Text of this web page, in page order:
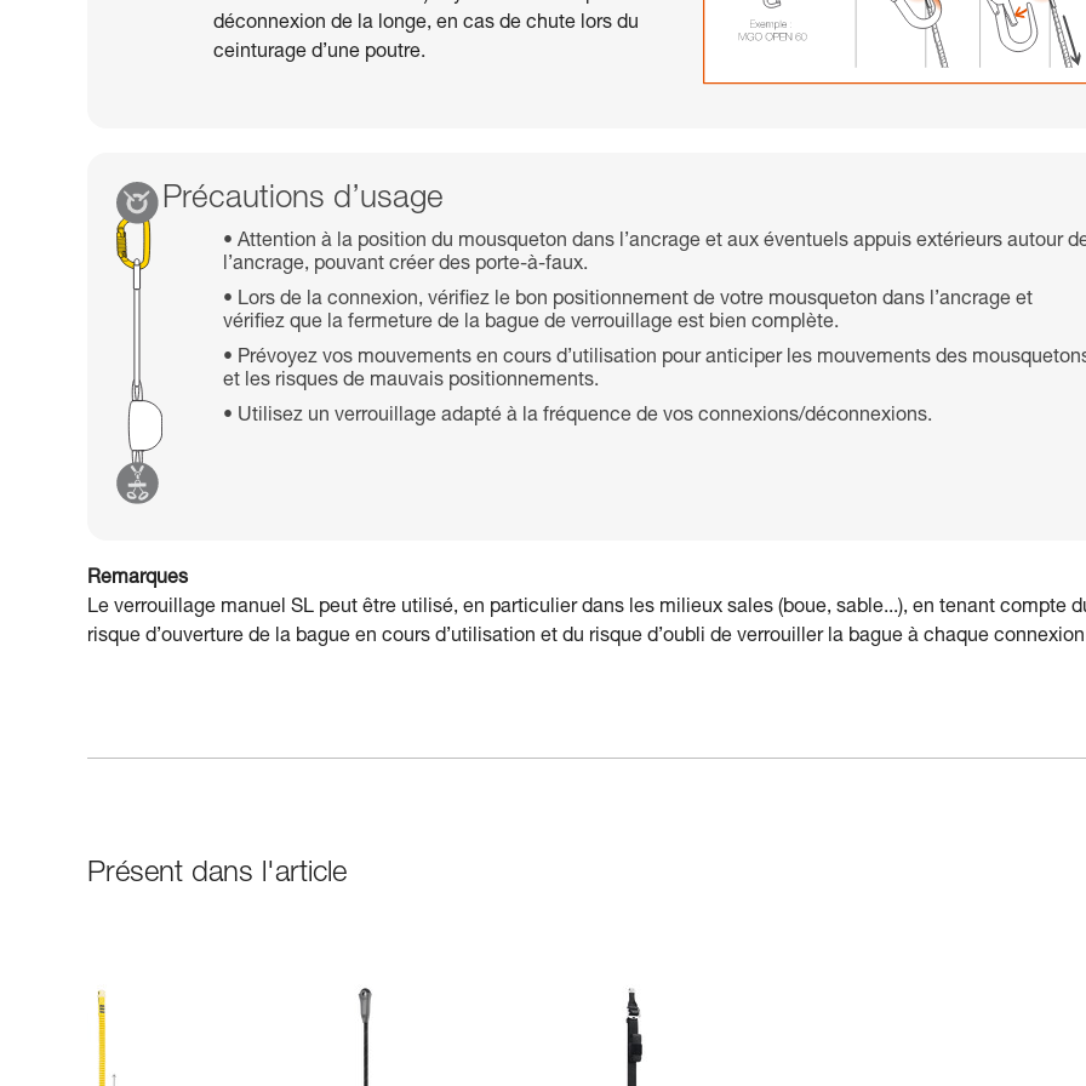
déconnexion de la longe, en cas de chute lors du
ceinturage d’une poutre.
Précautions d’usage
Attention à la position du mousqueton dans l’ancrage et aux éventuels appuis extérieurs autour
l’ancrage, pouvant créer des porte-à-faux.
Lors de la connexion, vérifiez le bon positionnement de votre mousqueton dans l’ancrage et
vérifiez que la fermeture de la bague de verrouillage est bien complète.
Prévoyez vos mouvements en cours d’utilisation pour anticiper les mouvements des
et les risques de mauvais positionnements.
Utilisez un verrouillage adapté à la fréquence de vos connexions/déconnexions.
Remarques
Le verrouillage manuel SL peut être utilisé, en particulier dans les milieux sales (boue, sable...), en tenant compte
risque d’ouverture de la bague en cours d’utilisation et du risque d’oubli de verrouiller la bague à chaque
Présent dans l'article